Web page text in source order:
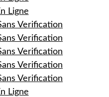
Ligne
Verification
Verification
Verification
Verification
Verification
Ligne